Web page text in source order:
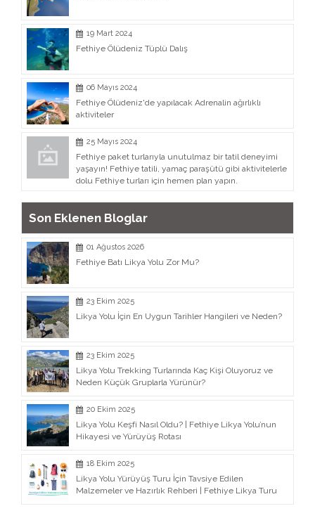
19 Mart 2024
Fethiye Ölüdeniz Tüplü Dalış
06 Mayıs 2024
Fethiye Ölüdeniz'de yapılacak Adrenalin ağırlıklı
aktiviteler
25 Mayıs 2024
Fethiye paket turlarıyla unutulmaz bir tatil deneyimi
yaşayın! Fethiye tatili, yamaç paraşütü gibi aktivitelerle
dolu Fethiye turları için hemen plan yapın.
Son Eklenen Bloglar
01 Ağustos 2026
Fethiye Batı Likya Yolu Zor Mu?
23 Ekim 2025
Likya Yolu İçin En Uygun Tarihler Hangileri ve Neden?
23 Ekim 2025
Likya Yolu Trekking Turlarında Kaç Kişi Oluyoruz ve
Neden Küçük Gruplarla Yürünür?
20 Ekim 2025
Likya Yolu Keşfi Nasıl Oldu? | Fethiye Likya Yolu’nun
Hikayesi ve Yürüyüş Rotası
18 Ekim 2025
Likya Yolu Yürüyüş Turu İçin Tavsiye Edilen
Malzemeler ve Hazırlık Rehberi | Fethiye Likya Turu